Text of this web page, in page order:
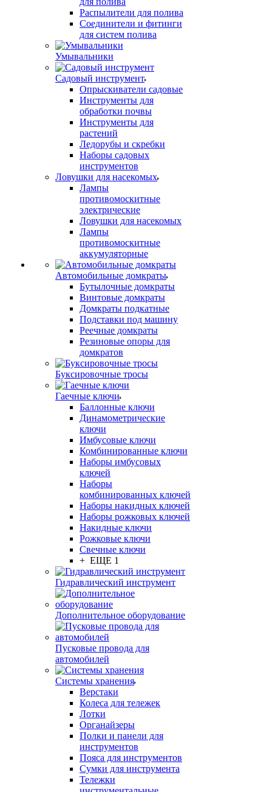
Распылители для полива
Соединители и фитинги
для систем полива
Умывальники
Садовый инструмент
Опрыскиватели садовые
Инструменты для
обработки почвы
Инструменты для
растений
Ледорубы и скребки
Наборы садовых
инструментов
Ловушки для насекомых
Лампы
противомоскитные
электрические
Ловушки для насекомых
Лампы
противомоскитные
аккумуляторные
Автомобильные домкраты
Бутылочные домкраты
Винтовые домкраты
Домкраты подкатные
Подставки под машину
Реечные домкраты
Резиновые опоры для
домкратов
Буксировочные тросы
Гаечные ключи
Баллонные ключи
Динамометрические
ключи
Имбусовые ключи
Комбинированные ключи
Наборы имбусовых
ключей
Наборы
комбинированных ключей
Наборы накидных ключей
Наборы рожковых ключей
Накидные ключи
Рожковые ключи
Свечные ключи
+ ЕЩЕ 1
Гидравлический инструмент
Дополнительное оборудование
Пусковые провода для
автомобилей
Системы хранения
Верстаки
Колеса для тележек
Лотки
Органайзеры
Полки и панели для
инструментов
Пояса для инструментов
Сумки для инструмента
Тележки